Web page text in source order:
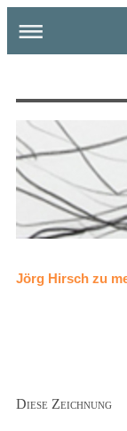
Jörg Hirsch zu
Diese Zeichnung